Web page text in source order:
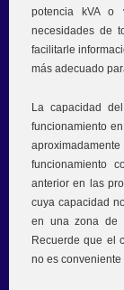
potencia kVA o
necesidades de
facilitarle
más adecuado
La capacidad
funcionamiento
funcionamiento
anterior en las
cuya capacidad
en una zona de
Recuerde que el
no es